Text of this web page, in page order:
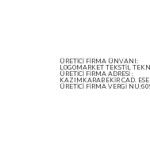
ÜRETİCİ FİRMA ÜNVANI:
LOGOMARKET TEKSTİL
ÜRETİCİ FİRMA ADRESİ :
KAZIMKARABEKİR CAD.
ÜRETİCİ FİRMA VERGİ